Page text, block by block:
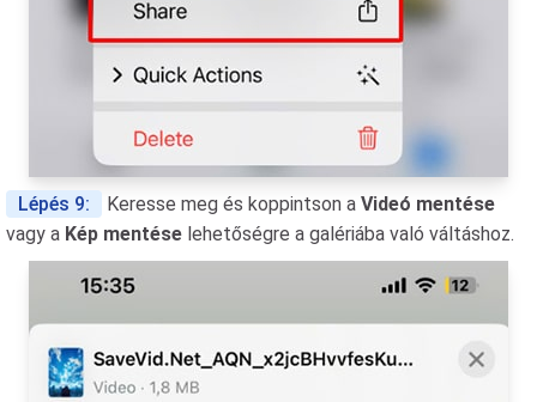
Lépés 9: Keresse meg és koppintson a Videó mentése
vagy a Kép mentése lehetőségre a galériába való váltáshoz.